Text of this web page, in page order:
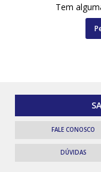
Tem
FALE CONOSCO
DÚVIDAS